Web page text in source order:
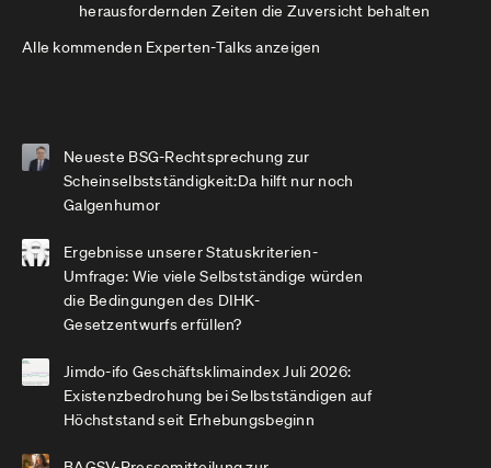
herausfordernden Zeiten die Zuversicht behalten
Alle kommenden Experten-Talks anzeigen
Neueste BSG-Rechtsprechung zur
Scheinselbstständigkeit:Da hilft nur noch
Galgenhumor
Ergebnisse unserer Statuskriterien-
Umfrage: Wie viele Selbstständige würden
die Bedingungen des DIHK-
Gesetzentwurfs erfüllen?
Jimdo-ifo Geschäftsklimaindex Juli 2026:
Existenzbedrohung bei Selbstständigen auf
Höchststand seit Erhebungsbeginn